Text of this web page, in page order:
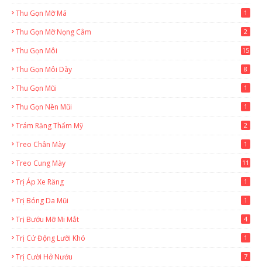
Thu Gọn Mỡ Má 1
Thu Gọn Mỡ Nọng Cằm 2
Thu Gọn Môi 15
Thu Gọn Môi Dày 8
Thu Gọn Mũi 1
Thu Gọn Nền Mũi 1
Trám Răng Thẩm Mỹ 2
Treo Chân Mày 1
Treo Cung Mày 11
Trị Áp Xe Răng 1
Trị Bóng Da Mũi 1
Trị Bướu Mỡ Mi Mắt 4
Trị Cử Động Lưỡi Khó 1
Trị Cười Hở Nướu 7